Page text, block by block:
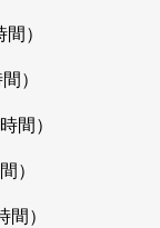
間）
）
間）
）
間）